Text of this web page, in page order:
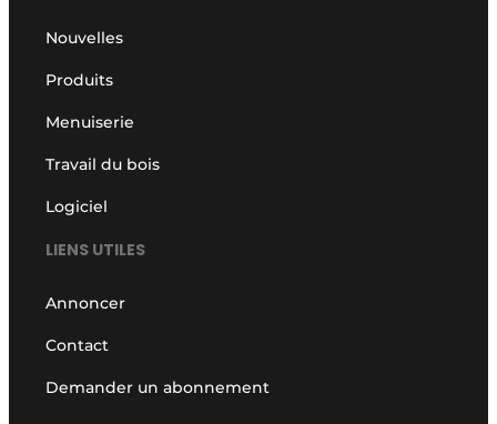
Nouvelles
Produits
Menuiserie
Travail du bois
Logiciel
LIENS UTILES
Annoncer
Contact
Demander un abonnement